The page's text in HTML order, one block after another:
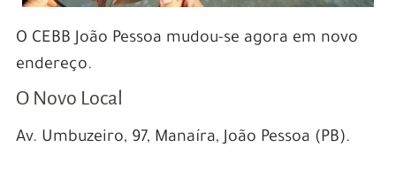
O CEBB João Pessoa mudou-se agora em novo
endereço.
O Novo Local
Av. Umbuzeiro, 97, Manaíra, João Pessoa (PB).